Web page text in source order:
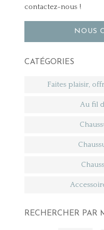
contactez-nous !
NOUS
CATÉGORIES
Faites plaisir,
Au fil
RECHERCHER PAR